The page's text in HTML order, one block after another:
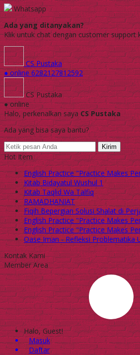
Whatsapp
Ada yang ditanyakan?
Klik untuk chat dengan customer support
CS Pustaka
● online 6282127812592
CS Pustaka
● online
Halo, perkenalkan sayaCS Pustaka
Ada yang bisa saya bantu?
Kirim
Hot Item
English Practice "Practice Makes
Kitab Bidayatul Wushul 1
Kitab Taqlid Wa Talfiq
RAMADHANIAT
Fiqih Bepergian Solusi Shalat di
English Practice "Practice Makes
English Practice "Practice Makes
Oase Iman - Refleksi Problematika
Kontak Kami
Member Area
Halo, Guest!
Masuk
Daftar